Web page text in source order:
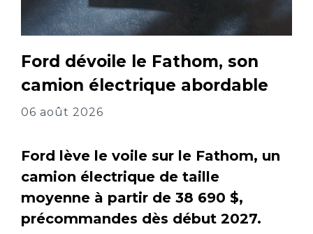
Ford dévoile le Fathom, son
camion électrique abordable
06 août 2026
Ford lève le voile sur le Fathom, un
camion électrique de taille
moyenne à partir de 38 690 $,
précommandes dès début 2027.